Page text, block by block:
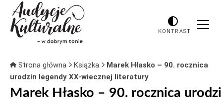
KONTRAST
Strona główna Książka
Marek Hłasko – 90. rocznica
urodzin legendy XX-wiecznej literatury
Marek Hłasko – 90. rocznica